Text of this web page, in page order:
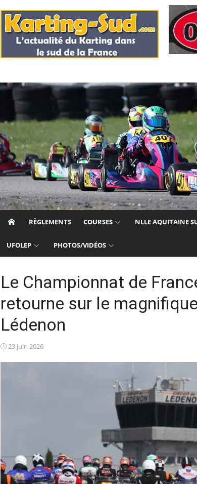
RÈGLEMENTS COURSES NLLE AQUITAINE
UFOLEP PHOTOS/VIDÉOS
Le Championnat de
retourne sur le
Lédenon
Posted
23 juin 2026